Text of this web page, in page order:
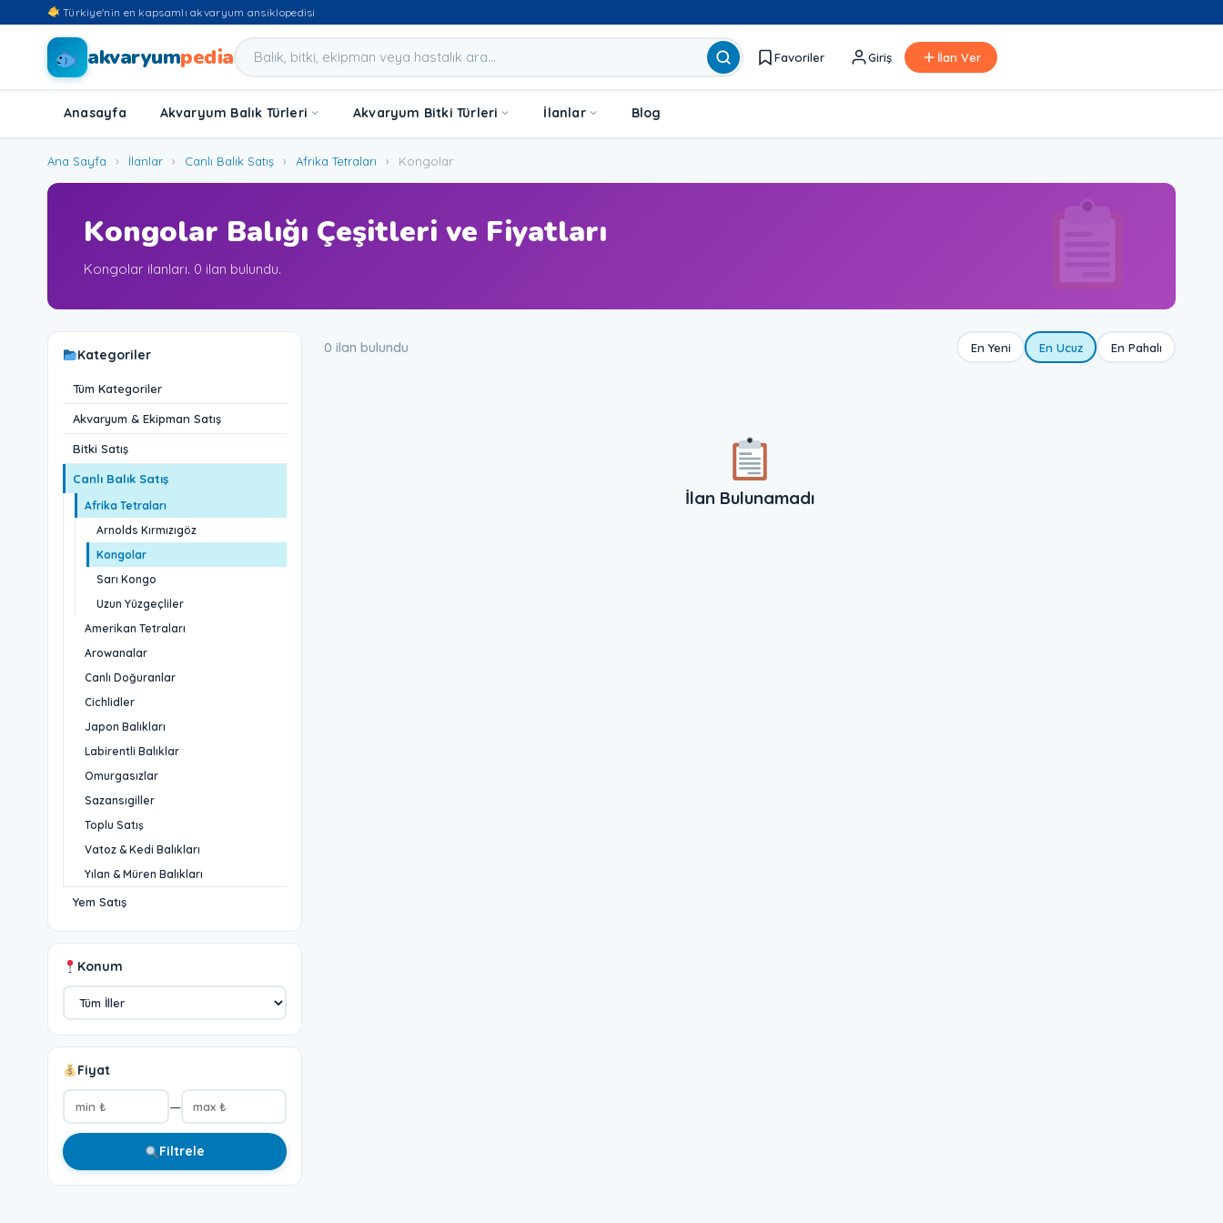
Türkiye'nin en kapsamlı akvaryum ansiklopedisi
akvaryumpedia Favoriler Giriş İlan Ver
Anasayfa Akvaryum Balık Türleri Akvaryum Bitki Türleri İlanlar Blog
Ana Sayfa › İlanlar › Canlı Balık Satış › Afrika Tetraları › Kongolar
Kongolar Balığı Çeşitleri ve Fiyatları
Kongolar ilanları. 0 ilan bulundu.
Kategoriler
Tüm Kategoriler
Akvaryum & Ekipman Satış
Bitki Satış
Canlı Balık Satış
Afrika Tetraları
Arnolds Kırmızıgöz
Kongolar
Sarı Kongo
Uzun Yüzgeçliler
Amerikan Tetraları
Arowanalar
Canlı Doğuranlar
Cichlidler
Japon Balıkları
Labirentli Balıklar
Omurgasızlar
Sazansıgiller
Toplu Satış
Vatoz & Kedi Balıkları
Yılan & Müren Balıkları
Yem Satış
Konum
Fiyat
—
Filtrele
0 ilan bulundu En Yeni En Ucuz En Pahalı
İlan Bulunamadı